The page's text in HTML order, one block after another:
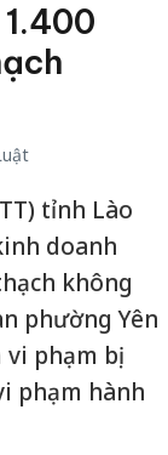
tỉnh Lào
doanh
không
phường Yên
phạm bị
phạm hành